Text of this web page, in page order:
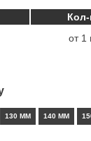
от 1
130 ММ 140 ММ